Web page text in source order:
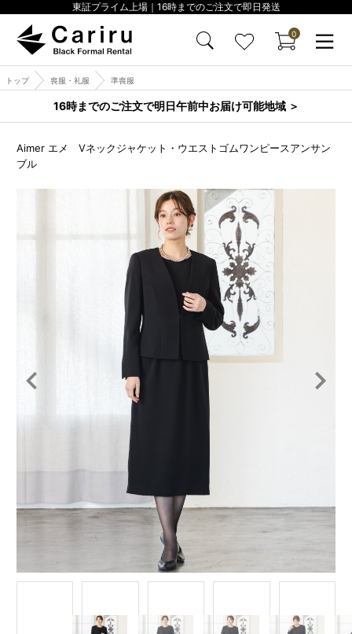
東証プライム上場｜16時までのご注文で即日発送
0
トップ 喪服・礼服 準喪服
16時までのご注文で明日午前中お届け可能地域 ＞
Aimer エメ Vネックジャケット・ウエストゴムワンピースアンサン
ブル
Item